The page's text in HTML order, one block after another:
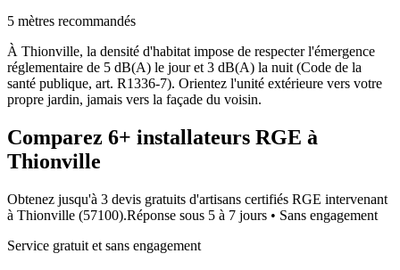
5 mètres recommandés
À Thionville, la densité d'habitat impose de respecter l'émergence
réglementaire de 5 dB(A) le jour et 3 dB(A) la nuit (Code de la
santé publique, art. R1336-7). Orientez l'unité extérieure vers votre
propre jardin, jamais vers la façade du voisin.
Comparez 6+ installateurs RGE à
Thionville
Obtenez jusqu'à 3 devis gratuits d'artisans certifiés RGE intervenant
à Thionville (57100).Réponse sous 5 à 7 jours • Sans engagement
Service gratuit et sans engagement